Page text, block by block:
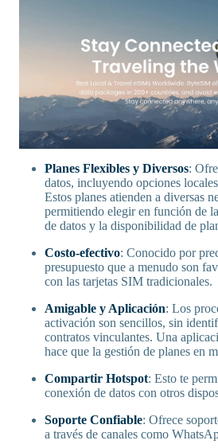
Planes Flexibles y Diversos:
datos, incluyendo opciones
Estos planes atienden a diversas
permitiendo elegir en función de
de datos y la disponibilidad de
Costo-efectivo: Conocido por
presupuesto que a menudo son
con las tarjetas SIM tradicionales.
Amigable y Aplicación: Los
activación son sencillos, sin
contratos vinculantes. Una
hace que la gestión de planes en
Compartir Hotspot: Esto te
conexión de datos con otros
Soporte Confiable: Ofrece
a través de canales como